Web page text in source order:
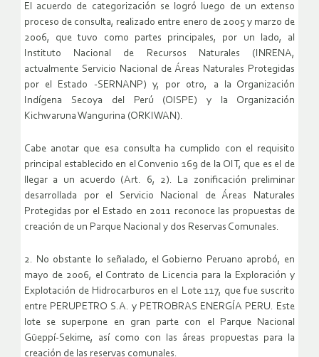
El acuerdo de categorización se logró luego de un extenso
proceso de consulta, realizado entre enero de 2005 y marzo de
2006, que tuvo como partes principales, por un lado, al
Instituto Nacional de Recursos Naturales (INRENA,
actualmente Servicio Nacional de Áreas Naturales Protegidas
por el Estado -SERNANP) y, por otro, a la Organización
Indígena Secoya del Perú (OISPE) y la Organización
Kichwaruna Wangurina (ORKIWAN).
Cabe anotar que esa consulta ha cumplido con el requisito
principal establecido en el Convenio 169 de la OIT, que es el de
llegar a un acuerdo (Art. 6, 2). La zonificación preliminar
desarrollada por el Servicio Nacional de Áreas Naturales
Protegidas por el Estado en 2011 reconoce las propuestas de
creación de un Parque Nacional y dos Reservas Comunales.
2. No obstante lo señalado, el Gobierno Peruano aprobó, en
mayo de 2006, el Contrato de Licencia para la Exploración y
Explotación de Hidrocarburos en el Lote 117, que fue suscrito
entre PERUPETRO S.A. y PETROBRAS ENERGÍA PERU. Este
lote se superpone en gran parte con el Parque Nacional
Güeppí-Sekime, así como con las áreas propuestas para la
creación de las reservas comunales.